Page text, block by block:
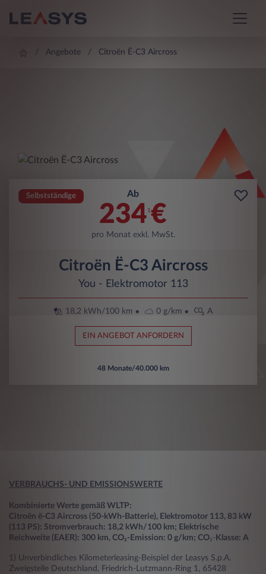
Angebote Citroën Ë-C3 Aircross
Selbstständige Ab
234 1€
pro Monat exkl. MwSt.
Citroën Ë-C3 Aircross
You - Elektromotor 113
18,2 kWh/100 km 0 g/km A
EIN ANGEBOT ANFORDERN
48 Monate/40.000 km
VERBRAUCHS- UND EMISSIONSWERTE
Kombinierte Werte gemäß WLTP:
Citroën ë-C3 Aircross (50-kWh-Batterie), Elektromotor 113, 83 kW
(113 PS): Stromverbrauch: 18,2 kWh/100 km; Elektrische
Reichweite (EAER): 300 km, CO₂-Emission: 0 g/km; CO₂- Klasse: A
1) Unverbindliches Kilometerleasing-Beispiel der Leasys S.p.A.
Zweigstelle Deutschland, Friedrich-Lutzmann-Ring 1, 65428